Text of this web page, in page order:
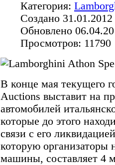
Категория:
Создано
Обновлено
Просмотров: 11790
В конце мая текущего
Auctions выставит на
автомобилей
которые до этого
связи с его
которую организаторы
машины, составляет 4